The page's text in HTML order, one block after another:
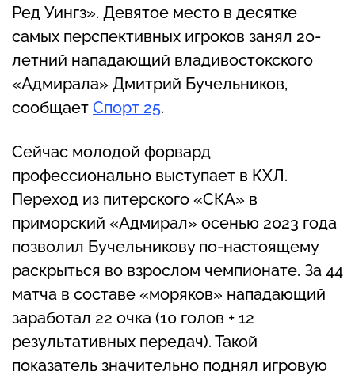
Ред Уингз». Девятое место в десятке
самых перспективных игроков занял 20-
летний нападающий владивостокского
«Адмирала» Дмитрий Бучельников,
сообщает Спорт 25.
Сейчас молодой форвард
профессионально выступает в КХЛ.
Переход из питерского «СКА» в
приморский «Адмирал» осенью 2023 года
позволил Бучельникову по-настоящему
раскрыться во взрослом чемпионате. За 44
матча в составе «моряков» нападающий
заработал 22 очка (10 голов + 12
результативных передач). Такой
показатель значительно поднял игровую